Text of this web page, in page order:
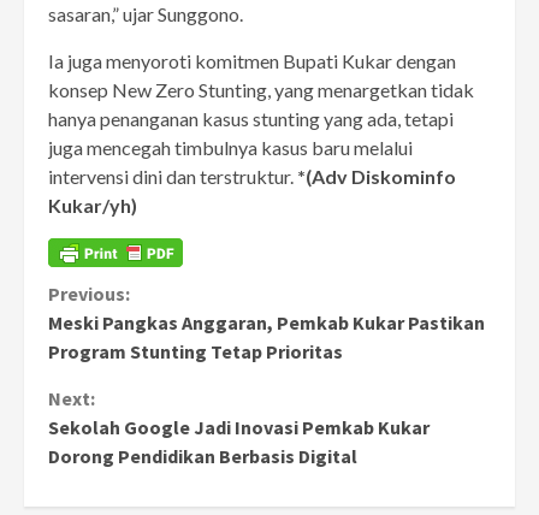
sasaran,” ujar Sunggono.
Ia juga menyoroti komitmen Bupati Kukar dengan
konsep New Zero Stunting, yang menargetkan tidak
hanya penanganan kasus stunting yang ada, tetapi
juga mencegah timbulnya kasus baru melalui
intervensi dini dan terstruktur. *(Adv Diskominfo
Kukar/yh)
Continue
Reading
Previous:
Meski Pangkas Anggaran, Pemkab Kukar Pastikan
Program Stunting Tetap Prioritas
Next:
Sekolah Google Jadi Inovasi Pemkab Kukar
Dorong Pendidikan Berbasis Digital